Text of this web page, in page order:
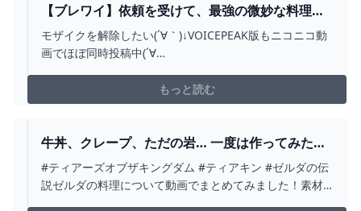
【ブレワイ】依頼を受けて、最強の微妙な料理を
作ってみた【ドリカラ】【ゼルダの伝説ブレスオ
ブザワイルドBOTWゼル伝字幕実況】 - YOUTUBE
モザイクを解除したい(´∀｀)↓VOICEPEAK版もニコニコ動
画でほぼ同時投稿中(´∀
元になった生放送のリクエスト開始時間からの再生ＵＲ
Ｌです(∇)https://youtu.be/INpnPkLGMjs?t=922...
もっと読む
牛丼、クレープ、ただの岩… 一度は作ってみたい
絶品料理特集【ゼルダの伝説ティアーズオブザキ
ングダム】 - YOUTUBE
#ティアーズオブザキングダム #ティアキン #ゼルダの伝
説ゼルダの料理について動画でまとめてみました！素材